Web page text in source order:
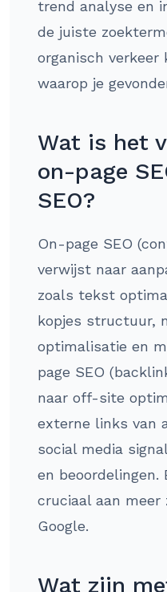
trend analyse en
de juiste
organisch verkeer
waarop je
Wat is het
on-page
SEO?
On-page SEO
verwijst naar
zoals tekst
kopjes structuur,
optimalisatie en
page SEO
naar off-site
externe links van
social media
en beoordelingen.
cruciaal aan meer
Google.
Wat zijn